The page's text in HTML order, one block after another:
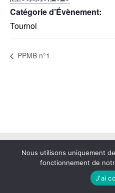
Catégorie d’Évènement:
Tournoi
PPMB n°1
Copyright © 2026 BAB73 |
Nous utilisons uniquement
fonctionnement de
J'ai